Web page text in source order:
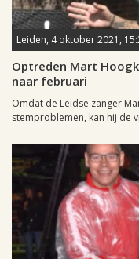
Leiden, 4 oktober 2021,
Optreden Mart
naar februari
Omdat de Leidse zanger
stemproblemen, kan hij de